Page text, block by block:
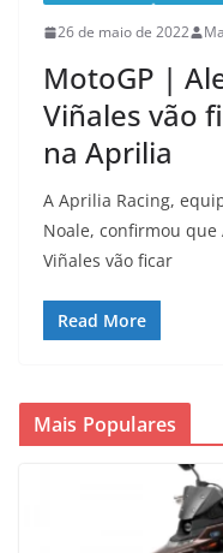
26 de maio de 2022
MotoGP |
Viñales vão
na Aprilia
A Aprilia Racing,
Noale, confirmou que
Viñales vão ficar
Read More
Mais Populares